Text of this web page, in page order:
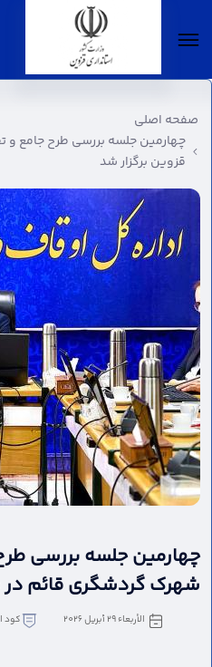
چهارمین جلسه بررسی
گردشگری قائم در قزوین
قزوین
صفحه اصلی
چهارمین جلسه بررسی طرح جامع
قزوین برگزار شد
چهارمین جلسه بررسی
شهرک گردشگری قائم در
الأربعاء ٢٩ أبريل ٢٠٢٦ كود